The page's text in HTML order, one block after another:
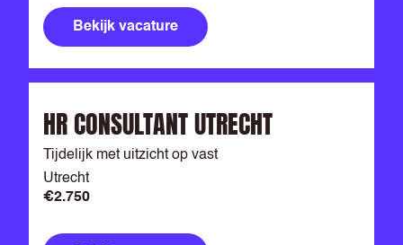
Bekijk vacature
HR CONSULTANT UTRECHT
Tijdelijk met uitzicht op vast
Utrecht
€2.750